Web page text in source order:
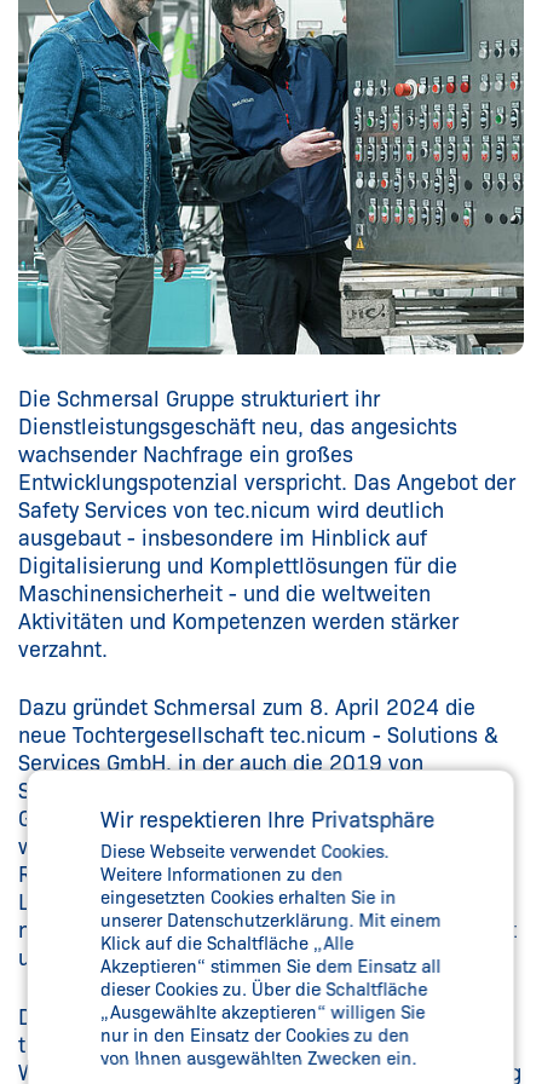
Die Schmersal Gruppe strukturiert ihr
Dienstleistungsgeschäft neu, das angesichts
wachsender Nachfrage ein großes
Entwicklungspotenzial verspricht. Das Angebot der
Safety Services von tec.nicum wird deutlich
ausgebaut - insbesondere im Hinblick auf
Digitalisierung und Komplettlösungen für die
Maschinensicherheit - und die weltweiten
Aktivitäten und Kompetenzen werden stärker
verzahnt.
Dazu gründet Schmersal zum 8. April 2024 die
neue Tochtergesellschaft tec.nicum - Solutions &
Services GmbH, in der auch die 2019 von
Schmersal übernommene omnicon engineering
GmbH aufgehen wird. Sitz der neuen Gesellschaft
wird Kirkel-Limbach im Saarland sein. Bruno
Ricardo Diniz, der bisher das
Lateinamerikageschäft von tec.nicum leitete, ist
nun Leiter der neugegründeten Tochtergesellschaft
und gleichzeitig Head of Global tec.nicum.
Die vier Säulen, auf denen das Angebot des
tec.nicum bisher aufgebaut ist –
Wissensvermittlung, Beratung, Technische Planung
Wir respektieren Ihre Privatsphäre
Diese Webseite verwendet Cookies.
Weitere Informationen zu den
eingesetzten Cookies erhalten Sie in
unserer Datenschutzerklärung. Mit einem
Klick auf die Schaltfläche „Alle
Akzeptieren“ stimmen Sie dem Einsatz all
dieser Cookies zu. Über die Schaltfläche
„Ausgewählte akzeptieren“ willigen Sie
nur in den Einsatz der Cookies zu den
von Ihnen ausgewählten Zwecken ein.